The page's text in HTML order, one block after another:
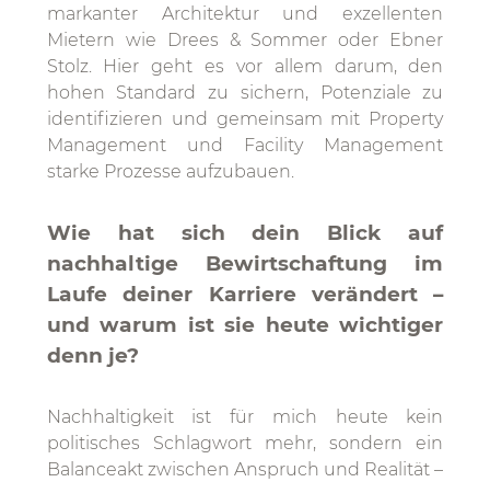
markanter Architektur und exzellenten
Mietern wie Drees & Sommer oder Ebner
Stolz. Hier geht es vor allem darum, den
hohen Standard zu sichern, Potenziale zu
identifizieren und gemeinsam mit Property
Management und Facility Management
starke Prozesse aufzubauen.
Wie hat sich dein Blick auf
nachhaltige Bewirtschaftung im
Laufe deiner Karriere verändert –
und warum ist sie heute wichtiger
denn je?
Nachhaltigkeit ist für mich heute kein
politisches Schlagwort mehr, sondern ein
Balanceakt zwischen Anspruch und Realität –